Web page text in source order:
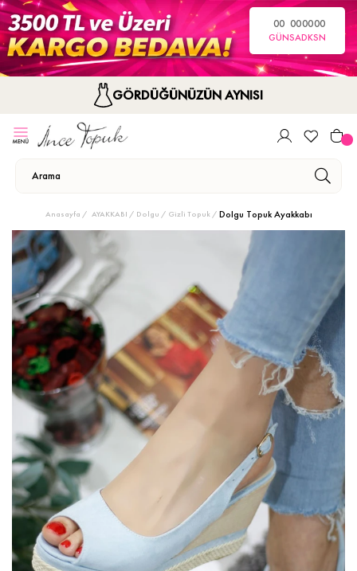
00
GÜN
00
SA
00
DK
00
SN
GÖRDÜĞÜNÜZÜN AYNISI
Anasayfa AYAKKABI Dolgu / Gizli Topuk Dolgu Topuk Ayakkabı